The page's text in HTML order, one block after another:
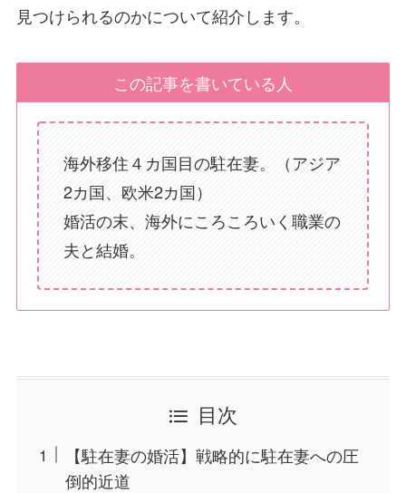
見つけられるのかについて紹介します。
この記事を書いている人
海外移住４カ国目の駐在妻。（アジア
2カ国、欧米2カ国）
婚活の末、海外にころころいく職業の
夫と結婚。
目次
【駐在妻の婚活】戦略的に駐在妻への圧
倒的近道